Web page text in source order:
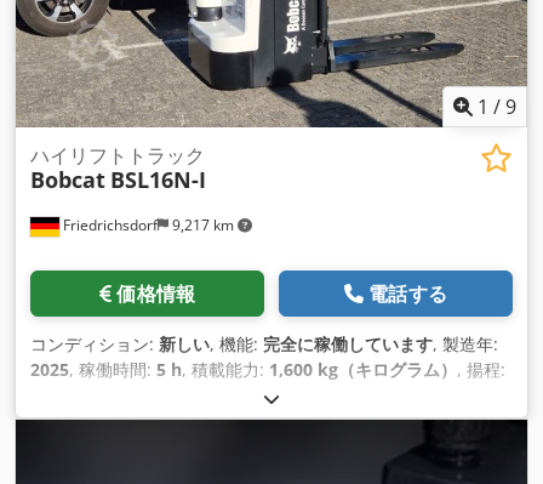
1 /9
Friedrichsdorf 9,217 km
ハイリフトトラック
Bobcat BSL16N-I
価格情報 電話する
コンディション: 新しい, 機能: 完全に稼働しています, 製造年:
2025, 稼働時間: 5 h, 積載能力: 1,600 kg（キログラム） , 揚程:
1,520 mm
ト型式:トリプレックス, 建設高:2,108 mm, フォーク長:1,150
1,964 mm
, パレットトラック 荷重中心: